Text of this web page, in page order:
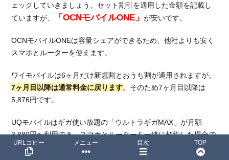
ェックしていきましょう。セット割引を適用した金額を記載し
ていますが、
「OCNモバイルONE」が安いです。
OCNモバイルONEは容量シェアができるため、他社よりも安く
スマホとルーターを使えます。
ワイモバイルは6ヶ月だけ新規割とおうち割が適用されますが、
7ヶ月目以降は通常料金に戻ります。そのため7ヶ月目以降は
5,876円です。
UQモバイルはギガ使い放題の「ウルトラギガMAX」が月額
3,880円〜利用でき、スマホとルーターを一緒に契約した場合で
もお得でしょう。
URLコピー メニュー 目次 TOP